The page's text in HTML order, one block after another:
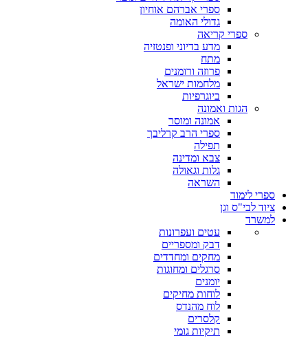
ספרי אברהם אוחיון
גדולי האומה
ספרי קריאה
מדע בדיוני ופנטזיה
מתח
פרוזה ורומנים
מלחמות ישראל
ביוגרפיות
הגות ואמונה
אמונה ומוסר
ספרי הרב קרליבך
תפילה
צבא ומדינה
גלות וגאולה
השראה
ספרי לימוד
ציוד לבי"ס וגן
למשרד
עטים ועפרונות
דבק ומספריים
מחקים ומחדדים
סרגלים ומחוגות
יומנים
לוחות מחיקים
לוח מהנדס
קלסרים
תיקיות גומי